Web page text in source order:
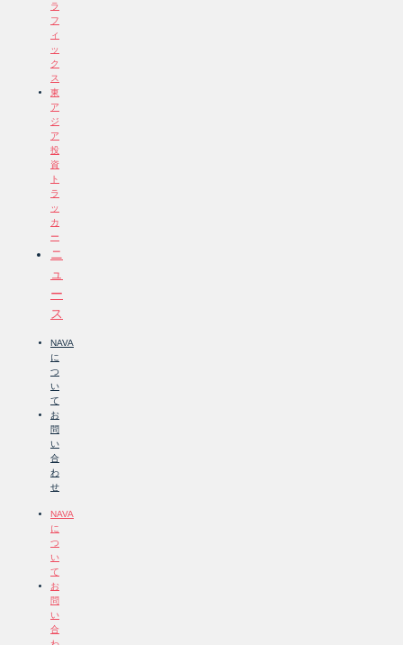
ラ
フ
ィ
ッ
ク
ス
東
ア
ジ
ア
投
資
ト
ラ
ッ
カ
ー
ニ
ュ
ー
ス
NAVA
に
つ
い
て
お
問
い
合
わ
せ
NAVA
に
つ
い
て
お
問
い
合